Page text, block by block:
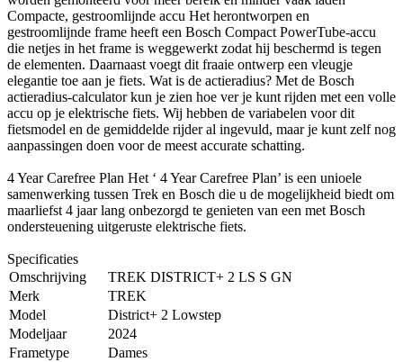
Compacte, gestroomlijnde accu Het herontworpen en
gestroomlijnde frame heeft een Bosch Compact PowerTube-accu
die netjes in het frame is weggewerkt zodat hij beschermd is tegen
de elementen. Daarnaast voegt dit fraaie ontwerp een vleugje
elegantie toe aan je fiets. Wat is de actieradius? Met de Bosch
actieradius-calculator kun je zien hoe ver je kunt rijden met een volle
accu op je elektrische fiets. Wij hebben de variabelen voor dit
fietsmodel en de gemiddelde rijder al ingevuld, maar je kunt zelf nog
aanpassingen doen voor de meest accurate schatting.
4 Year Carefree Plan Het ‘ 4 Year Carefree Plan’ is een unioele
samenwerking tussen Trek en Bosch die u de mogelijkheid biedt om
maarliefst 4 jaar lang onbezorgd te genieten van een met Bosch
ondersteuening uitgeruste elektrische fiets.
Specificaties
Omschrijving
TREK DISTRICT+ 2 LS S GN
Merk
TREK
Model
District+ 2 Lowstep
Modeljaar
2024
Frametype
Dames